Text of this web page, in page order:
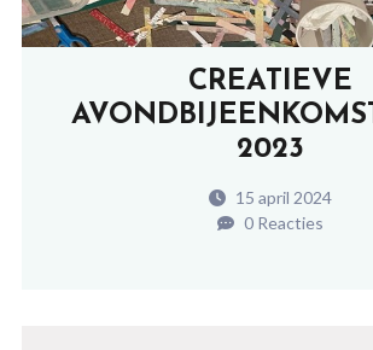
CREATIEVE
2023
15 april 2024
0 Reacties